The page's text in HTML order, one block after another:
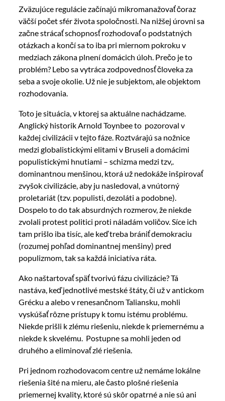
Zväzujúce regulácie začínajú mikromanažovať čoraz
väčší počet sfér života spoločnosti. Na nižšej úrovni sa
začne strácať schopnosť rozhodovať o podstatných
otázkach a končí sa to iba pri miernom pokroku v
medziach zákona plnení domácich úloh. Prečo je to
problém? Lebo sa vytráca zodpovednosť človeka za
seba a svoje okolie. Už nie je subjektom, ale objektom
rozhodovania.
Toto je situácia, v ktorej sa aktuálne nachádzame.
Anglický historik Arnold Toynbee to pozoroval v
každej civilizácii v tejto fáze. Roztvárajú sa nožnice
medzi globalistickými elitami v Bruseli a domácimi
populistickými hnutiami – schizma medzi tzv,.
dominantnou menšinou, ktorá už nedokáže inšpirovať
zvyšok civilizácie, aby ju nasledoval, a vnútorný
proletariát (tzv. populisti, dezoláti a podobne).
Dospelo to do tak absurdných rozmerov, že niekde
zvolali protest politici proti náladám voličov. Síce ich
tam prišlo iba tisíc, ale keď treba brániť demokraciu
(rozumej pohľad dominantnej menšiny) pred
populizmom, tak sa každá iniciatíva ráta.
Ako naštartovať späť tvorivú fázu civilizácie? Tá
nastáva, keď jednotlivé mestské štáty, či už v antickom
Grécku a alebo v renesančnom Taliansku, mohli
vyskúšať rôzne prístupy k tomu istému problému.
Niekde prišli k zlému riešeniu, niekde k priemernému a
niekde k skvelému. Postupne sa mohli jeden od
druhého a eliminovať zlé riešenia.
Pri jednom rozhodovacom centre už nemáme lokálne
riešenia šité na mieru, ale často plošné riešenia
priemernej kvality, ktoré sú skôr opatrné a nie sú ani